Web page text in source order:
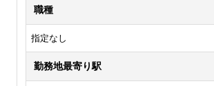
職種
指定なし
勤務地最寄り駅